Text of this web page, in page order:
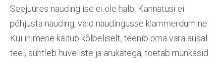
Seejuures nauding ise ei ole halb. Kannatusi ei
põhjusta nauding, vaid naudingusse klammerdumine.
Kui inimene käitub kõlbeliselt, teenib oma vara ausal
teel, suhtleb hüveliste ja arukatega, toetab munkasid